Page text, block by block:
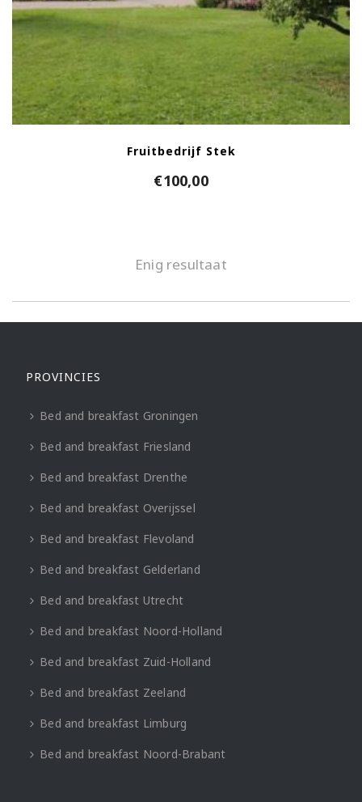
Fruitbedrijf Stek
€100,00
Enig resultaat
PROVINCIES
Bed and breakfast Groningen
Bed and breakfast Friesland
Bed and breakfast Drenthe
Bed and breakfast Overijssel
Bed and breakfast Flevoland
Bed and breakfast Gelderland
Bed and breakfast Utrecht
Bed and breakfast Noord-Holland
Bed and breakfast Zuid-Holland
Bed and breakfast Zeeland
Bed and breakfast Limburg
Bed and breakfast Noord-Brabant